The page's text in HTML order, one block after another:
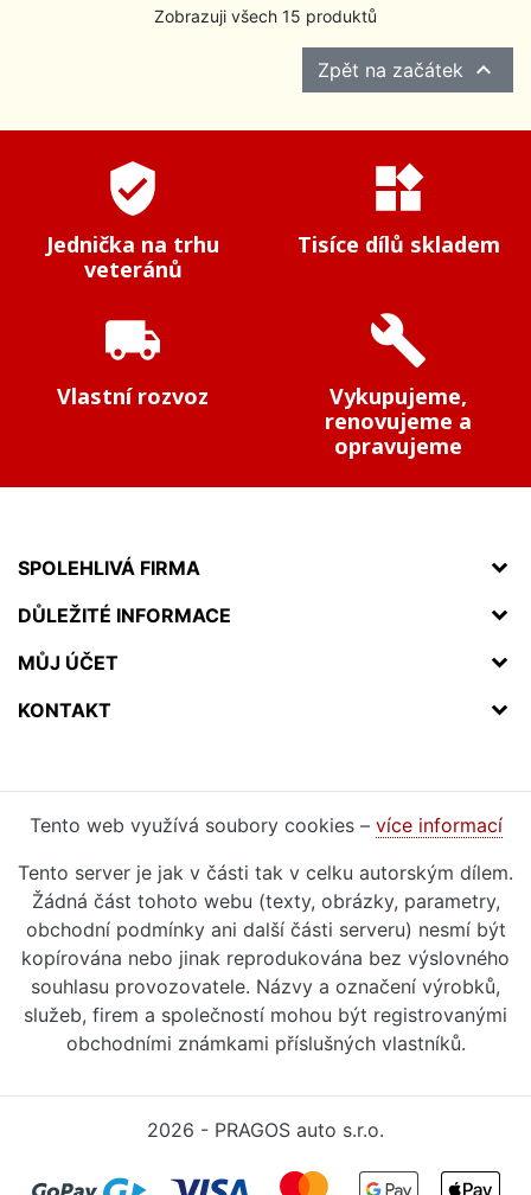
Zobrazuji všech 15 produktů
Zpět na začátek 
verified_user
Jednička na trhu
veteránů
widgets
Tisíce dílů skladem
local_shipping
Vlastní rozvoz
build
Vykupujeme,
renovujeme a
opravujeme
SPOLEHLIVÁ FIRMA
DŮLEŽITÉ INFORMACE
MŮJ ÚČET
KONTAKT
Tento web využívá soubory cookies – více informací
Tento server je jak v části tak v celku autorským dílem.
Žádná část tohoto webu (texty, obrázky, parametry,
obchodní podmínky ani další části serveru) nesmí být
kopírována nebo jinak reprodukována bez výslovného
souhlasu provozovatele. Názvy a označení výrobků,
služeb, firem a společností mohou být registrovanými
obchodními známkami příslušných vlastníků.
2026 - PRAGOS auto s.r.o.